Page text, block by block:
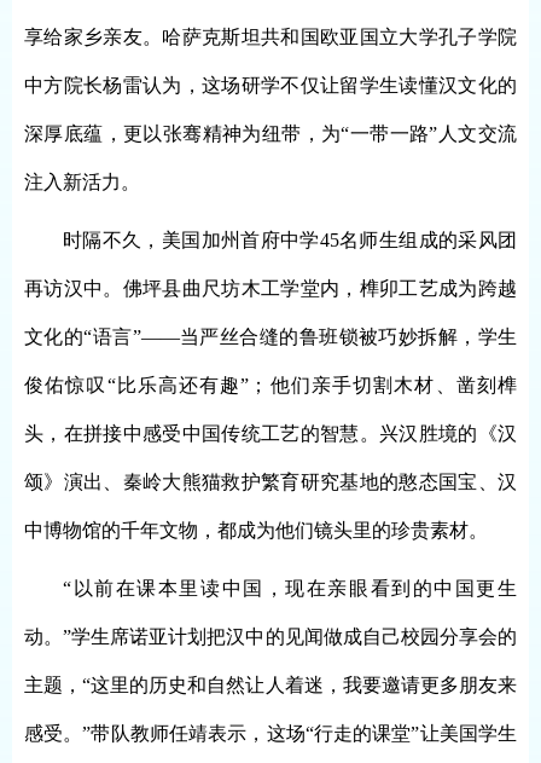
享给家乡亲友。哈萨克斯坦共和国欧亚国立大学孔子学院
中方院长杨雷认为，这场研学不仅让留学生读懂汉文化的
深厚底蕴，更以张骞精神为纽带，为“一带一路”人文交流
注入新活力。
时隔不久，美国加州首府中学45名师生组成的采风团
再访汉中。佛坪县曲尺坊木工学堂内，榫卯工艺成为跨越
文化的“语言”——当严丝合缝的鲁班锁被巧妙拆解，学生
俊佑惊叹“比乐高还有趣”；他们亲手切割木材、凿刻榫
头，在拼接中感受中国传统工艺的智慧。兴汉胜境的《汉
颂》演出、秦岭大熊猫救护繁育研究基地的憨态国宝、汉
中博物馆的千年文物，都成为他们镜头里的珍贵素材。
“以前在课本里读中国，现在亲眼看到的中国更生
动。”学生席诺亚计划把汉中的见闻做成自己校园分享会的
主题，“这里的历史和自然让人着迷，我要邀请更多朋友来
感受。”带队教师任靖表示，这场“行走的课堂”让美国学生